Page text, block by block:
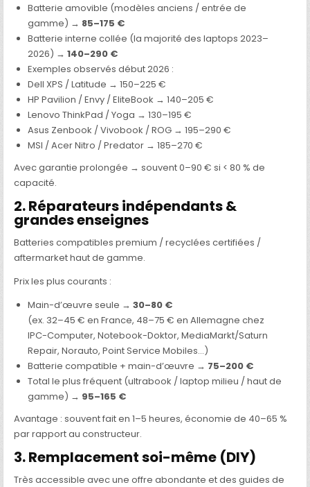
Batterie amovible (modèles anciens / entrée de
gamme) → 85–175 €
Batterie interne collée (la majorité des laptops 2023–
2026) →140–290 €
Exemples observés début 2026 :
Dell XPS / Latitude → 150–225 €
HP Pavilion / Envy / EliteBook → 140–205 €
Lenovo ThinkPad / Yoga → 130–195 €
Asus Zenbook / Vivobook / ROG → 195–290 €
MSI / Acer Nitro / Predator → 185–270 €
Avec garantie prolongée → souvent 0–90 € si < 80 % de
capacité.
2. Réparateurs indépendants &
grandes enseignes
Batteries compatibles premium / recyclées certifiées /
aftermarket haut de gamme.
Prix les plus courants :
Main-d’œuvre seule →30–80 €
(ex. 32–45 € en France, 48–75 € en Allemagne chez
IPC-Computer, Notebook-Doktor, MediaMarkt/Saturn
Repair, Norauto, Point Service Mobiles…)
Batterie compatible + main-d’œuvre → 75–200 €
Total le plus fréquent (ultrabook / laptop milieu / haut de
gamme) → 95–165 €
Avantage : souvent fait en 1–5 heures, économie de 40–65 %
par rapport au constructeur.
3. Remplacement soi-même (DIY)
Très accessible avec une offre abondante et des guides de